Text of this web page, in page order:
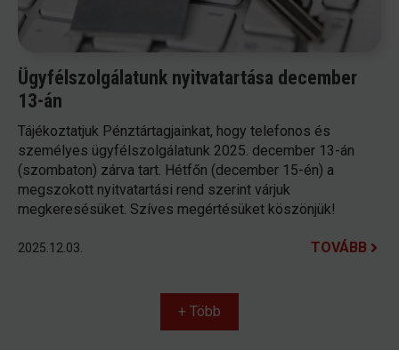
Ügyfélszolgálatunk nyitvatartása december
13-án
Tájékoztatjuk Pénztártagjainkat, hogy telefonos és
személyes ügyfélszolgálatunk 2025. december 13-án
(szombaton) zárva tart. Hétfőn (december 15-én) a
megszokott nyitvatartási rend szerint várjuk
megkeresésüket. Szíves megértésüket köszönjük!
2025.12.03. TOVÁBB
+ Több